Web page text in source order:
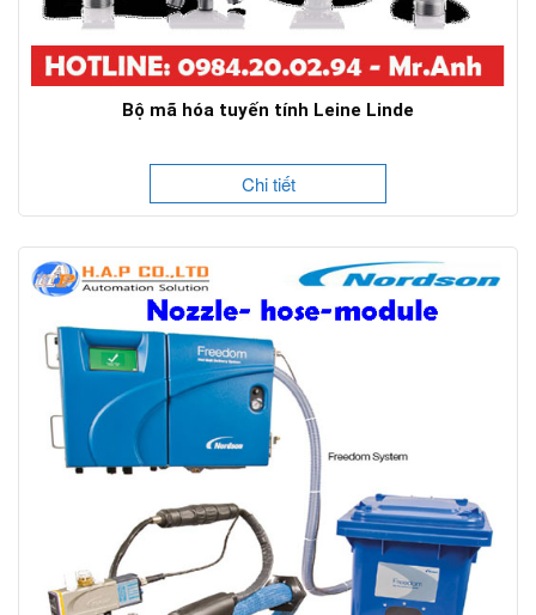
Bộ mã hóa tuyến tính Leine Linde
Chi tiết